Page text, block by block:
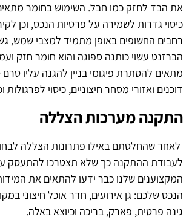
את הבד לחזק כמו חבל. השימוש בחומר
כיסוי גדרות לשמירה על פרטיות הנכס, וכן
רחבים החשופים באופן מתמיד למצבי שמש,
הברזנט עשוי כותנה ספוגה והוא חומר חזק
מתאים להסתרת פיגומי בניין להגנה עליו טרם
דוכנים ואזורי מסחר חיצוניים, כיסוי לפרגולות
התקנה מערכות הצללה
לאחר שהחלטתם באילו פתרונות הצללה
לעבודת ההתקנה כך שלא תצטרכו להתעסק
המקצוענים שלנו כבר ידעו להתאים את
הנכס שלכם: גן אירועים, חדר אוכל חיצוני
גינה פרטית, פארק, בריכה וכיוצא באלה.